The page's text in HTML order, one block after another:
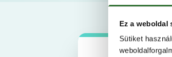
Ez a weboldal
Sütiket